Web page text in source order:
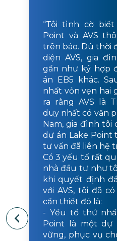
“Tôi tình cờ
Point và AVS
trên báo. Dù thời
diện AVS, gia
gần như ký hợp
án EB5 khác.
nhất vỏn vẹn hai
ra rằng AVS là
duy nhất có văn
Nam, gia đình
dự án Lake Point
tư vấn đã liên hệ
Có 3 yếu tố rất
nhà đầu tư như
khi quyết định
với AVS, tôi đã
cần thiết đó là:
- Yếu tố thứ
Point là một dự
vững, phục vụ